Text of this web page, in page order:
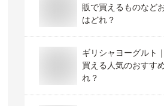
販で買えるものなど
はどれ？
ギリシャヨーグルト
買える人気のおすす
れ？